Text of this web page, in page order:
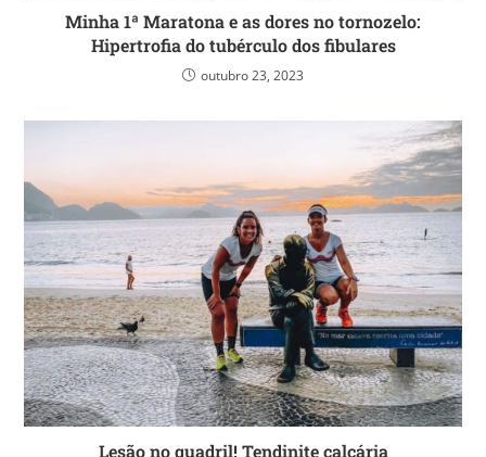
Minha 1ª Maratona e as dores no tornozelo:
Hipertrofia do tubérculo dos fibulares
outubro 23, 2023
Lesão no quadril! Tendinite calcária